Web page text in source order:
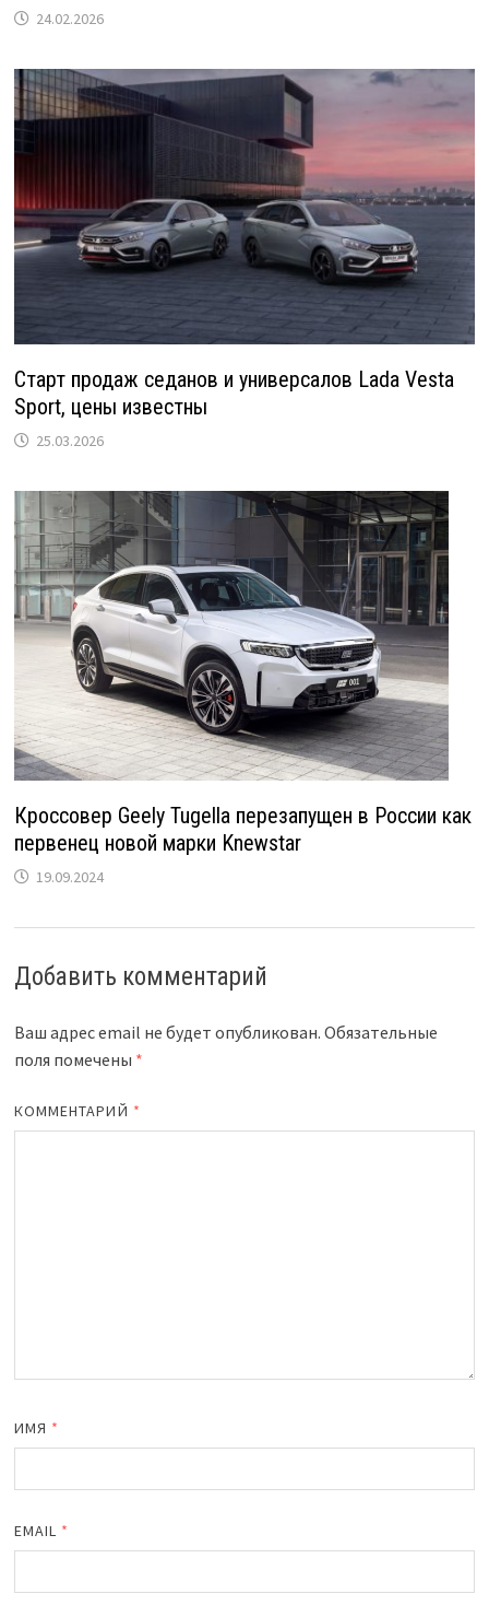
24.02.2026
Старт продаж седанов и универсалов Lada Vesta
Sport, цены известны
25.03.2026
Кроссовер Geely Tugella перезапущен в России как
первенец новой марки Knewstar
19.09.2024
Добавить комментарий
Ваш адрес email не будет опубликован. Обязательные
поля помечены *
КОММЕНТАРИЙ *
ИМЯ *
EMAIL *